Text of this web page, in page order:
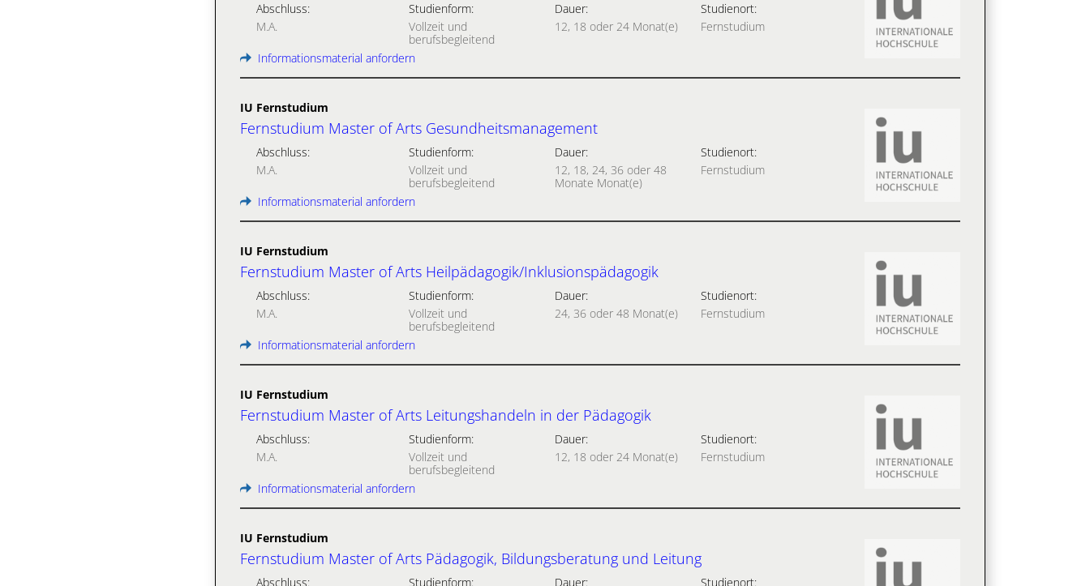
Abschluss:
M.A.
Studienform:
Vollzeit und
berufsbegleitend
Dauer:
12, 18 oder 24 Monat(e)
Studienort:
Fernstudium
Informationsmaterial anfordern
IU Fernstudium
Fernstudium Master of Arts Gesundheitsmanagement
Abschluss:
M.A.
Studienform:
Vollzeit und
berufsbegleitend
Dauer:
12, 18, 24, 36 oder 48
Monate Monat(e)
Studienort:
Fernstudium
Informationsmaterial anfordern
IU Fernstudium
Fernstudium Master of Arts Heilpädagogik/Inklusionspädagogik
Abschluss:
M.A.
Studienform:
Vollzeit und
berufsbegleitend
Dauer:
24, 36 oder 48 Monat(e)
Studienort:
Fernstudium
Informationsmaterial anfordern
IU Fernstudium
Fernstudium Master of Arts Leitungshandeln in der Pädagogik
Abschluss:
M.A.
Studienform:
Vollzeit und
berufsbegleitend
Dauer:
12, 18 oder 24 Monat(e)
Studienort:
Fernstudium
Informationsmaterial anfordern
IU Fernstudium
Fernstudium Master of Arts Pädagogik, Bildungsberatung und Leitung
Abschluss:
Studienform:
Dauer:
Studienort: